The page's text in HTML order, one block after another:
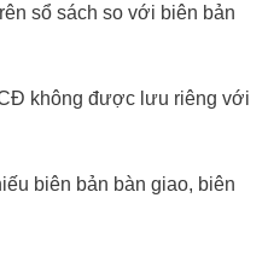
sổ sách so với biên bản
không được lưu riêng với
biên bản bàn giao, biên